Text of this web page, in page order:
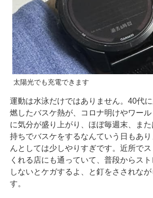
太陽光でも充電できます
運動は水泳だけではありません。40代
燃したバスケ熱が、コロナ明けやワー
に気分が盛り上がり、ほぼ毎週末、ま
持ちでバスケをするなんていう日もあ
んとしては少しやりすぎです。近所で
くれる店にも通っていて、普段からス
しないとケガするよ、と釘をさされなが
す。